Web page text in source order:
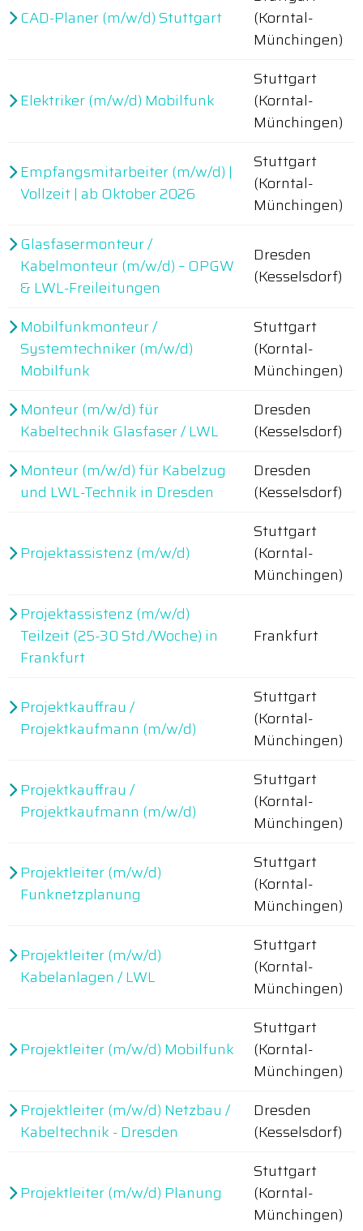
CAD-Planer (m/w/d) Stuttgart
(Korntal-
Münchingen)
Elektriker (m/w/d) Mobilfunk
Stuttgart
(Korntal-
Münchingen)
Empfangsmitarbeiter (m/w/d) |
Vollzeit | ab Oktober 2026
Stuttgart
(Korntal-
Münchingen)
Glasfasermonteur /
Kabelmonteur (m/w/d) – OPGW
& LWL-Freileitungen
Dresden
(Kesselsdorf)
Mobilfunkmonteur /
Systemtechniker (m/w/d)
Mobilfunk
Stuttgart
(Korntal-
Münchingen)
Monteur (m/w/d) für
Kabeltechnik Glasfaser / LWL
Dresden
(Kesselsdorf)
Monteur (m/w/d) für Kabelzug
und LWL-Technik in Dresden
Dresden
(Kesselsdorf)
Projektassistenz (m/w/d)
Stuttgart
(Korntal-
Münchingen)
Projektassistenz (m/w/d)
Teilzeit (25-30 Std./Woche) in
Frankfurt
Frankfurt
Projektkauffrau /
Projektkaufmann (m/w/d)
Stuttgart
(Korntal-
Münchingen)
Projektkauffrau /
Projektkaufmann (m/w/d)
Stuttgart
(Korntal-
Münchingen)
Projektleiter (m/w/d)
Funknetzplanung
Stuttgart
(Korntal-
Münchingen)
Projektleiter (m/w/d)
Kabelanlagen / LWL
Stuttgart
(Korntal-
Münchingen)
Projektleiter (m/w/d) Mobilfunk
Stuttgart
(Korntal-
Münchingen)
Projektleiter (m/w/d) Netzbau /
Kabeltechnik - Dresden
Dresden
(Kesselsdorf)
Projektleiter (m/w/d) Planung
Stuttgart
(Korntal-
Münchingen)